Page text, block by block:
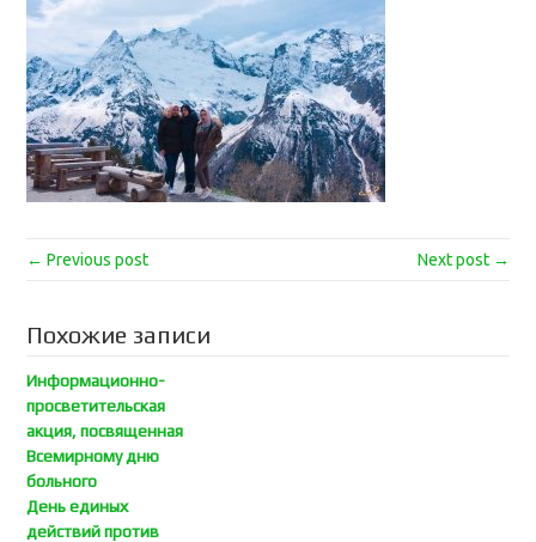
← Previous post Next post →
Похожие записи
Информационно-
просветительская
акция, посвященная
Всемирному дню
больного
День единых
действий против